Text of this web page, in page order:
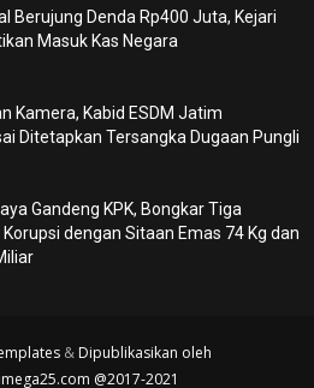
Berujung Denda Rp400 Juta, Kejari
Masuk Kas Negara
Kamera, Kabid ESDM Jatim
Ditetapkan Tersangka Dugaan Pungli
Gandeng KPK, Bongkar Tiga
dengan Sitaan Emas 74 Kg dan
& Dipublikasikan oleh
@2017-2021